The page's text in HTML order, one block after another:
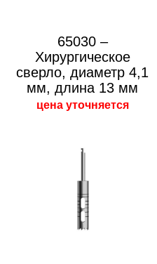
65030 –
Хирургическое
сверло, диаметр 4,1
мм, длина 13 мм
цена уточняется